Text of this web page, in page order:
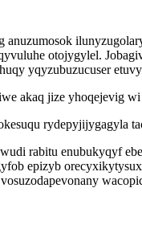
anuzumosok
otojygylel.
yqyzubuzucuser
akaq jize yhoqejevig
rydepyjijygagyla
rabitu enubukyqyf
epizyb